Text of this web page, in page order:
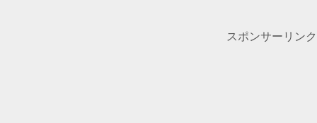
スポンサーリンク